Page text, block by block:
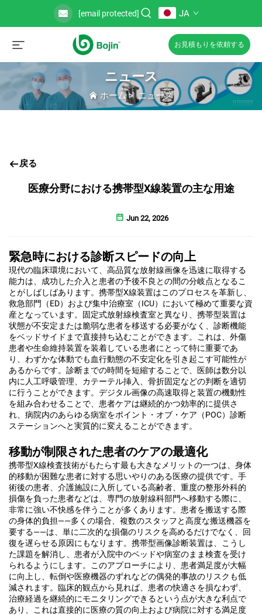
[email protected] JA
お見積もりを依頼する
ニュース
ホーム>ニュース
戻る
医療分野における携帯型X線装置の主な用途
Jun 22, 2026
緊急時における診断スピードの向上
現代の臨床環境において、高品質な放射線画像を迅速に取得する
能力は、成功した介入と患者の予後不良との間の分岐点となるこ
とがしばしばあります。携帯型X線装置はこのプロセスを革新し、
救急部門（ED）および集中治療室（ICU）において極めて重要な資
産となっています。固定式放射線検査室と異なり、携帯型装置は
状態が不安定または脆弱な患者を移送する必要がなく、診断機能
をベッドサイドまで直接持ち込むことができます。これは、外傷
患者や生命維持装置を装着している患者にとって特に重要であ
り、わずかな体動でも血行動態の不安定化を引き起こす可能性が
あるからです。診断までの時間を短縮することで、医師は数分以
内に人工呼吸管理、カテーテル挿入、骨折固定などの判断を適切
に行うことができます。デジタル画像の高速取得と装置の機動性
を組み合わせることで、患者ケアは継続的かつ効率的に提供さ
れ、病院内のあらゆる病室をポイント・オブ・ケア（POC）診断
ステーションへと実質的に変えることができます。
移動が制限された患者のケアの最適化
携帯型X線検査技術がもたらす最も大きなメリットの一つは、身体
的移動が困難な患者に対する思いやりのある医療の提供です。手
術後の患者、介護施設に入所している高齢者、重度の整形外科的
損傷を負った患者などは、専門の放射線科部門へ移動する際に、
非常に強い不快感を伴うことが多くあります。患者を搬送する際
の身体的負担——多くの場合、複数のスタッフと高度な搬送機器を
要する——は、単に二次的な損傷のリスクを高めるだけでなく、回
復を遅らせる原因にもなります。携帯型画像診断装置は、こうし
た課題を解消し、患者が入院中のベッドや病室のまま検査を受け
られるようにします。このアプローチにより、患者満足度が大幅
に向上し、転倒や医療機器のずれなどの偶発的事故のリスクも低
減されます。臨床的観点から見れば、患者の快適さを損なわず、
治療経過を継続的にモニタリングできるという点が大きな利点で
あり、これは直接的に医療の質の向上および病院に対する満足度